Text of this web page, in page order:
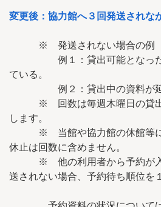
変更後：協力館へ３回発送されな
※ 発送されない場合
例１：貸出可能となったが
ている。
例２：貸出中の資料が延滞
※ 回数は毎週木曜日の貸出
します。
※ 当館や協力館の休館等に
休止は回数に含めません。
※ 他の利用者から予約が入
送されない場合、予約待ち順位を